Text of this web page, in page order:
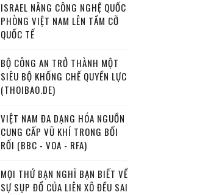
ISRAEL NÂNG CÔNG NGHỆ QUỐC
PHÒNG VIỆT NAM LÊN TẦM CỠ
QUỐC TẾ
BỘ CÔNG AN TRỞ THÀNH MỘT
SIÊU BỘ KHỐNG CHẾ QUYỀN LỰC
(THOIBAO.DE)
VIỆT NAM ĐA DẠNG HÓA NGUỒN
CUNG CẤP VŨ KHÍ TRONG BỐI
RỐI (BBC - VOA - RFA)
MỌI THỨ BẠN NGHĨ BẠN BIẾT VỀ
SỰ SỤP ĐỔ CỦA LIÊN XÔ ĐỀU SAI